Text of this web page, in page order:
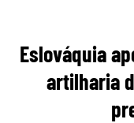
Eslováquia
artilharia